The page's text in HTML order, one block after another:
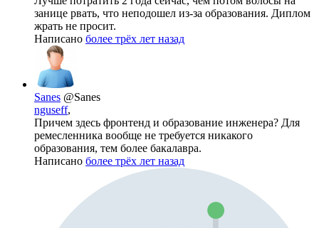
занице рвать, что неподошел из-за образования. Диплом
жрать не просит.
Написано более трёх лет назад
Sanes @Sanes
nguseff,
Причем здесь фронтенд и образование инженера? Для
ремесленника вообще не требуется никакого
образования, тем более бакалавра.
Написано более трёх лет назад